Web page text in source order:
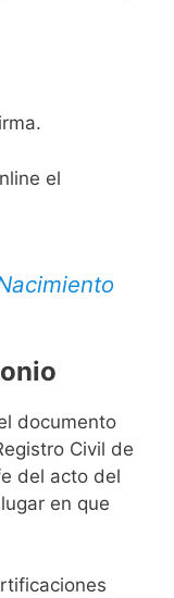
el
documento
Civil de
del acto del
en que